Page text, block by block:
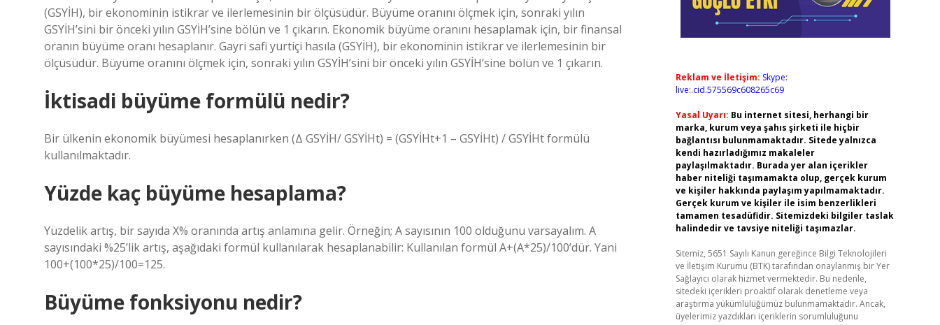
(GSYİH), bir ekonominin istikrar ve ilerlemesinin bir ölçüsüdür. Büyüme oranını ölçmek için, sonraki yılın
GSYİH’sini bir önceki yılın GSYİH’sine bölün ve 1 çıkarın. Ekonomik büyüme oranını hesaplamak için, bir finansal
oranın büyüme oranı hesaplanır. Gayri safi yurtiçi hasıla (GSYİH), bir ekonominin istikrar ve ilerlemesinin bir
ölçüsüdür. Büyüme oranını ölçmek için, sonraki yılın GSYİH’sini bir önceki yılın GSYİH’sine bölün ve 1 çıkarın.
İktisadi büyüme formülü nedir?
Bir ülkenin ekonomik büyümesi hesaplanırken (Δ GSYİH/ GSYİHt) = (GSYİHt+1 – GSYİHt) / GSYİHt formülü
kullanılmaktadır.
Yüzde kaç büyüme hesaplama?
Yüzdelik artış, bir sayıda X% oranında artış anlamına gelir. Örneğin; A sayısının 100 olduğunu varsayalım. A
sayısındaki %25’lik artış, aşağıdaki formül kullanılarak hesaplanabilir: Kullanılan formül A+(A*25)/100’dür. Yani
100+(100*25)/100=125.
Büyüme fonksiyonu nedir?
Reklam ve İletişim: Skype:
live:.cid.575569c608265c69
Yasal Uyarı: Bu internet sitesi, herhangi bir
marka, kurum veya şahıs şirketi ile hiçbir
bağlantısı bulunmamaktadır. Sitede yalnızca
kendi hazırladığımız makaleler
paylaşılmaktadır. Burada yer alan içerikler
haber niteliği taşımamakta olup, gerçek kurum
ve kişiler hakkında paylaşım yapılmamaktadır.
Gerçek kurum ve kişiler ile isim benzerlikleri
tamamen tesadüfidir. Sitemizdeki bilgiler taslak
halindedir ve tavsiye niteliği taşımazlar.
Sitemiz, 5651 Sayılı Kanun gereğince Bilgi Teknolojileri
ve İletişim Kurumu (BTK) tarafından onaylanmış bir Yer
Sağlayıcı olarak hizmet vermektedir. Bu nedenle,
sitedeki içerikleri proaktif olarak denetleme veya
araştırma yükümlülüğümüz bulunmamaktadır. Ancak,
üyelerimiz yazdıkları içeriklerin sorumluluğunu